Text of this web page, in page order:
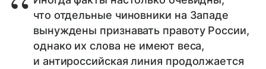
что отдельные чиновники на Западе
вынуждены признавать правоту России,
однако их слова не имеют веса,
и антироссийская линия продолжается